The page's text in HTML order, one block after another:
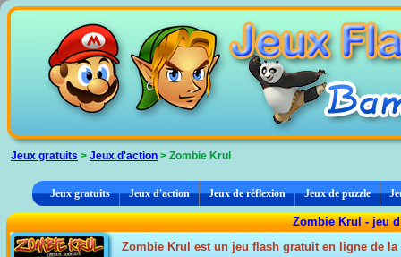
Jeux gratuits > Jeux d'action > Zombie Krul
Jeux gratuits Jeux d'action Jeux de réflexion Jeux de puzzle
Zombie Krul - jeu
Zombie Krul est un jeu flash gratuit en ligne de
Panneau de gestion des cookies